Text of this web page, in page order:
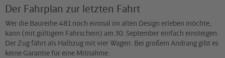
Der Fahrplan zur letzten Fahrt
Wer die Baureihe 481 noch einmal im alten Design erleben möchte,
kann (mit gültigem Fahrschein) am 30. September einfach einsteigen.
Der Zug fährt als Halbzug mit vier Wagen. Bei großem Andrang gibt es
keine Garantie für eine Mitnahme.